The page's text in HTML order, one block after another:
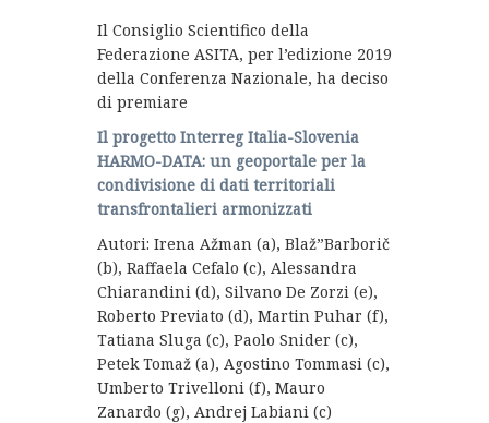
Il Consiglio Scientifico della
Federazione ASITA, per l’edizione 2019
della Conferenza Nazionale, ha deciso
di premiare
Il progetto Interreg Italia-Slovenia
HARMO-DATA: un geoportale per la
condivisione di dati territoriali
transfrontalieri armonizzati
Autori: Irena Ažman (a), Blaž”Barborič
(b), Raffaela Cefalo (c), Alessandra
Chiarandini (d), Silvano De Zorzi (e),
Roberto Previato (d), Martin Puhar (f),
Tatiana Sluga (c), Paolo Snider (c),
Petek Tomaž (a), Agostino Tommasi (c),
Umberto Trivelloni (f), Mauro
Zanardo (g), Andrej Labiani (c)